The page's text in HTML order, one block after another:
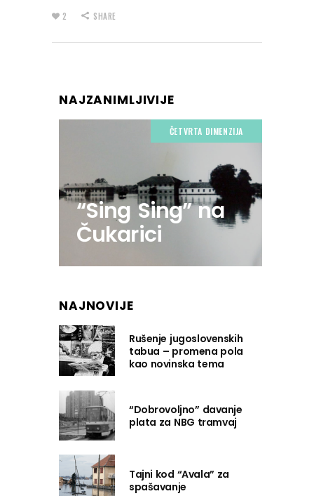
2 SHARE
NAJZANIMLJIVIJE
ČETVRTA DIMENZIJA
“Sing Sing” na
Čukarici
NAJNOVIJE
Rušenje jugoslovenskih
tabua – promena pola
kao novinska tema
“Dobrovoljno” davanje
plata za NBG tramvaj
Tajni kod “Avala” za
spašavanje